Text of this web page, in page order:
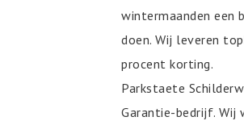
wintermaanden een
doen. Wij leveren
procent korting.
Parkstaete
Garantie-bedrijf. Wij